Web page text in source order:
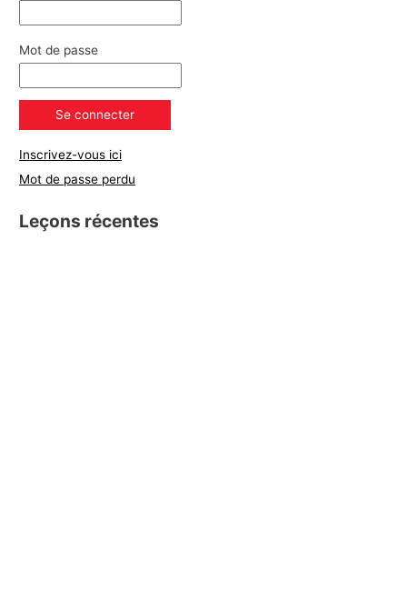
Mot de passe
Inscrivez-vous ici
Mot de passe perdu
Leçons récentes